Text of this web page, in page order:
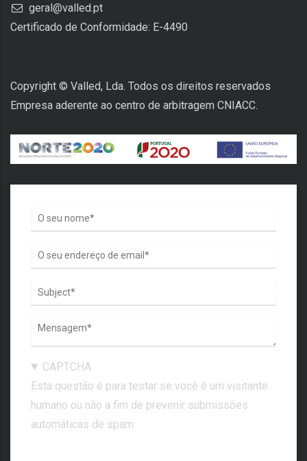
geral@valled.pt
Certificado de Conformidade: E-4490
Copyright © Valled, Lda. Todos os direitos reservados
Empresa aderente ao centro de arbitragem CNIACC.
CAPTCHA
Esta questão é para testar se você é um visitante
humano ou não a fim de prevenir submissões
automáticas de spam.